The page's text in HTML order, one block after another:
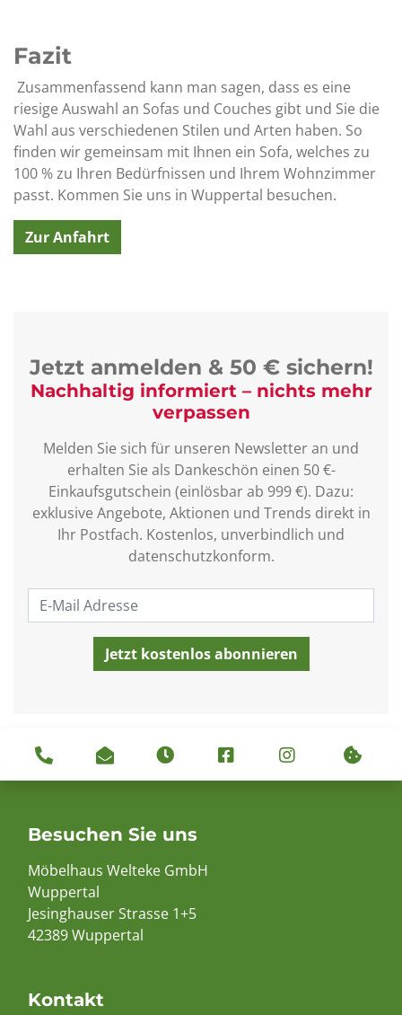
Fazit
Zusammenfassend kann man sagen, dass es eine
riesige Auswahl an Sofas und Couches gibt und Sie die
Wahl aus verschiedenen Stilen und Arten haben. So
finden wir gemeinsam mit Ihnen ein Sofa, welches zu
100 % zu Ihren Bedürfnissen und Ihrem Wohnzimmer
passt. Kommen Sie uns in Wuppertal besuchen.
Zur Anfahrt
Jetzt anmelden & 50 € sichern!
Nachhaltig informiert – nichts mehr
verpassen
Melden Sie sich für unseren Newsletter an und
erhalten Sie als Dankeschön einen 50 €-
Einkaufsgutschein (einlösbar ab 999 €). Dazu:
exklusive Angebote, Aktionen und Trends direkt in
Ihr Postfach. Kostenlos, unverbindlich und
datenschutzkonform.
Besuchen Sie uns
Möbelhaus Welteke GmbH
Wuppertal
Jesinghauser Strasse 1+5
42389 Wuppertal
Kontakt